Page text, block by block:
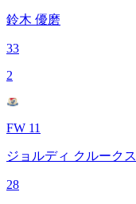
鈴木 優磨
33
2
FW 11
ジョルディ クルークス
28